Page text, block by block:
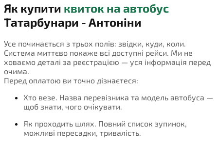
Як купити квиток на автобус
Татарбунари - Антоніни
Усе починається з трьох полів: звідки, куди, коли.
Система миттєво покаже всі доступні рейси. Ми не
ховаємо деталі за реєстрацією — уся інформація перед
очима.
Перед оплатою ви точно дізнаєтеся:
Хто везе. Назва перевізника та модель автобуса —
щоб знати, чого очікувати.
Як проходить шлях. Повний список зупинок,
можливі пересадки, тривалість.